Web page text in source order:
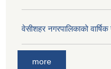
वेसीशहर नगरपालिकाको
more